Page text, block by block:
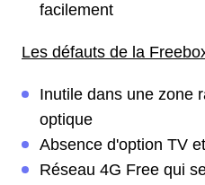
facilement
Les défauts de la
Inutile dans une zone
optique
Absence d'option TV
Réseau 4G Free qui